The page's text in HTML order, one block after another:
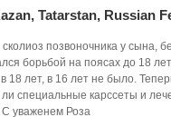
Tatarstan, Russian
позвоночника у сына,
борьбой на поясах до 18
18 лет, в 16 лет не было.
специальные карссеты и
С уваженем Роза